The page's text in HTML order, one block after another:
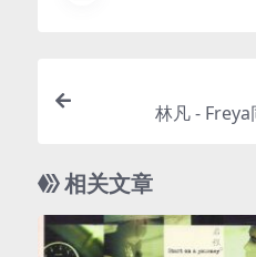
林凡 - Freya
相关文章